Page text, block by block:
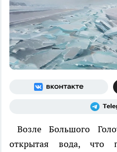
Возле Большого
открытая вода, что